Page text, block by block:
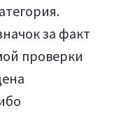
за факт
проверки